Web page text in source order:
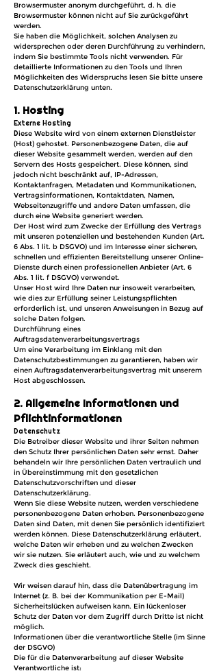
Browsermuster anonym durchgeführt, d. h. die
Browsermuster können nicht auf Sie zurückgeführt
werden.
Sie haben die Möglichkeit, solchen Analysen zu
widersprechen oder deren Durchführung zu verhindern,
indem Sie bestimmte Tools nicht verwenden. Für
detaillierte Informationen zu den Tools und Ihren
Möglichkeiten des Widerspruchs lesen Sie bitte unsere
Datenschutzerklärung unten.
1. Hosting
Externe Hosting
Diese Website wird von einem externen Dienstleister
(Host) gehostet. Personenbezogene Daten, die auf
dieser Website gesammelt werden, werden auf den
Servern des Hosts gespeichert. Diese können, sind
jedoch nicht beschränkt auf, IP-Adressen,
Kontaktanfragen, Metadaten und Kommunikationen,
Vertragsinformationen, Kontaktdaten, Namen,
Webseitenzugriffe und andere Daten umfassen, die
durch eine Website generiert werden.
Der Host wird zum Zwecke der Erfüllung des Vertrags
mit unseren potenziellen und bestehenden Kunden (Art.
6 Abs. 1 lit. b DSGVO) und im Interesse einer sicheren,
schnellen und effizienten Bereitstellung unserer Online-
Dienste durch einen professionellen Anbieter (Art. 6
Abs. 1 lit. f DSGVO) verwendet.
Unser Host wird Ihre Daten nur insoweit verarbeiten,
wie dies zur Erfüllung seiner Leistungspflichten
erforderlich ist, und unseren Anweisungen in Bezug auf
solche Daten folgen.
Durchführung eines
Auftragsdatenverarbeitungsvertrags
Um eine Verarbeitung im Einklang mit den
Datenschutzbestimmungen zu garantieren, haben wir
einen Auftragsdatenverarbeitungsvertrag mit unserem
Host abgeschlossen.
2. Allgemeine Informationen und
Pflichtinformationen
Datenschutz
Die Betreiber dieser Website und ihrer Seiten nehmen
den Schutz Ihrer persönlichen Daten sehr ernst. Daher
behandeln wir Ihre persönlichen Daten vertraulich und
in Übereinstimmung mit den gesetzlichen
Datenschutzvorschriften und dieser
Datenschutzerklärung.
Wenn Sie diese Website nutzen, werden verschiedene
personenbezogene Daten erhoben. Personenbezogene
Daten sind Daten, mit denen Sie persönlich identifiziert
werden können. Diese Datenschutzerklärung erläutert,
welche Daten wir erheben und zu welchen Zwecken
wir sie nutzen. Sie erläutert auch, wie und zu welchem
Zweck dies geschieht.
Wir weisen darauf hin, dass die Datenübertragung im
Internet (z. B. bei der Kommunikation per E-Mail)
Sicherheitslücken aufweisen kann. Ein lückenloser
Schutz der Daten vor dem Zugriff durch Dritte ist nicht
möglich.
Informationen über die verantwortliche Stelle (im Sinne
der DSGVO)
Die für die Datenverarbeitung auf dieser Website
Verantwortliche ist: